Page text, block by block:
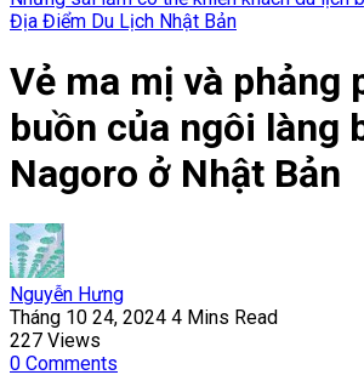
Địa Điểm Du Lịch Nhật Bản
Vẻ ma mị và phảng
buồn của ngôi làng
Nagoro ở Nhật Bản
Nguyễn Hưng
Tháng 10 24, 2024 4 Mins Read
227 Views
0 Comments